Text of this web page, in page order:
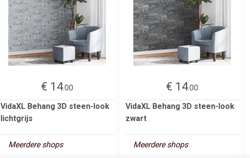
€ 14.00
VidaXL Behang 3D steen-look
lichtgrijs
Meerdere shops
€ 14.00
VidaXL Behang 3D steen-look
zwart
Meerdere shops